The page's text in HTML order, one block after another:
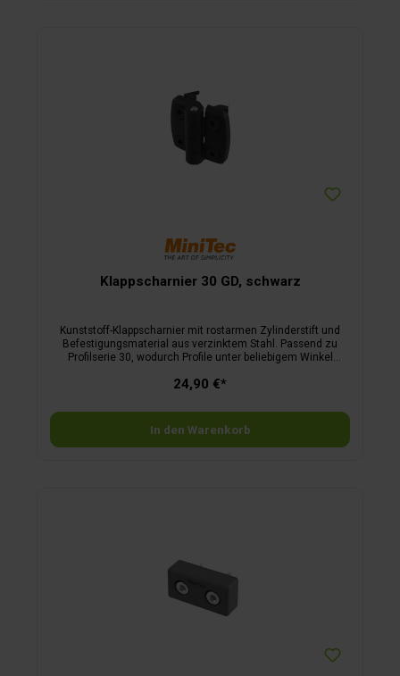
Klappscharnier 30 GD, schwarz
Kunststoff-Klappscharnier mit rostarmen Zylinderstift und
Befestigungsmaterial aus verzinktem Stahl. Passend zu
Profilserie 30, wodurch Profile unter beliebigem Winkel
24,90 €*
In den Warenkorb